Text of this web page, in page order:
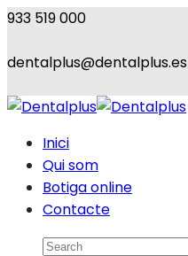
933 519 000
dentalplus@dentalplus.es
Inici
Qui som
Botiga online
Contacte